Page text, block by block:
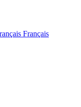
Français